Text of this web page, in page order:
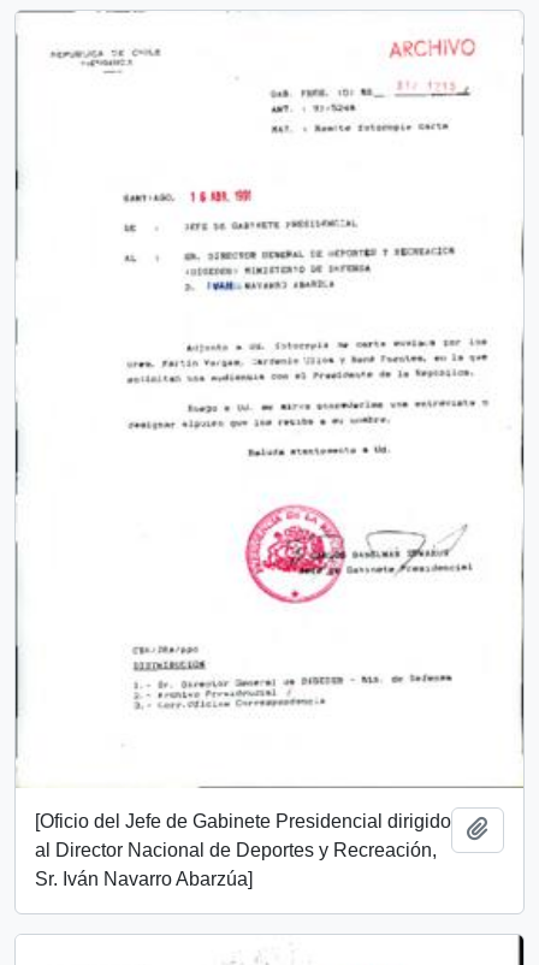
[Oficio del Jefe de Gabinete Presidencial dirigido
al Director Nacional de Deportes y Recreación,
Sr. Iván Navarro Abarzúa]